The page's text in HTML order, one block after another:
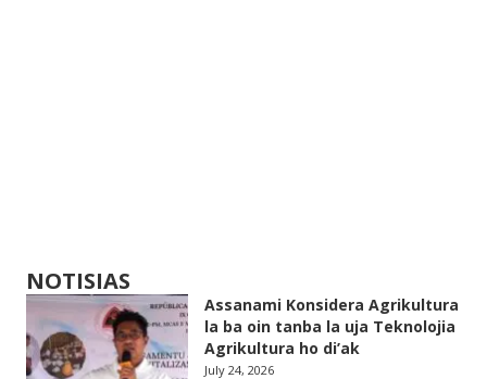
NOTISIAS
Assanami Konsidera Agrikultura
la ba oin tanba la uja Teknolojia
Agrikultura ho di’ak
July 24, 2026